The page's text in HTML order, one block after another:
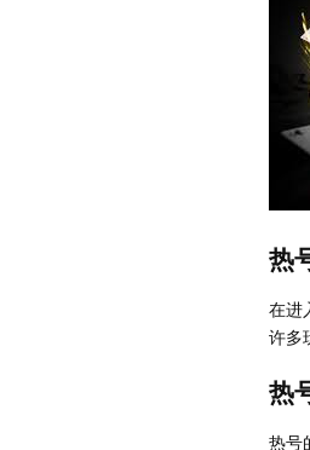
热
在进
许多
热
热号